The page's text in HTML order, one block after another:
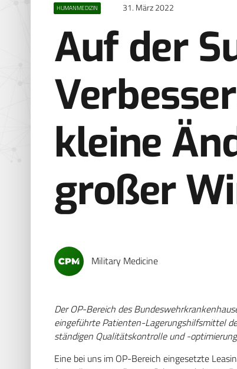
HUMANMEDIZIN 31. März 2022
Auf der
kleine
großer
Military Medicine
Der OP-Bereich des
eingeführte Patienten-Lagerungshilfsmittel
ständigen Qualitätskontrolle und -
Eine bei uns im OP-Bereich eingesetzte